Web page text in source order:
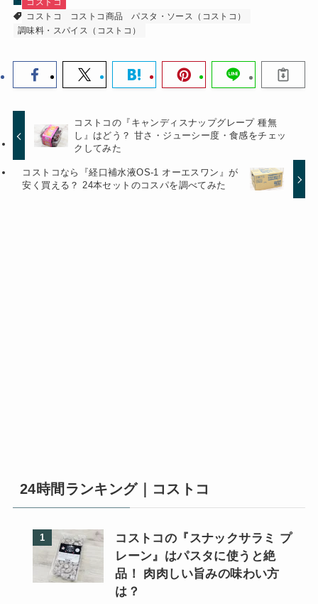
コストコ
コストコ
コストコ商品
パスタ・ソース（コストコ）
調味料・スパイス（コストコ）
コストコの『キャンディスナップグレープ 種無
し』はどう？ 甘さ・ジューシー度・食感をチェッ
クしてみた
コストコなら『経口補水液OS-1 オーエスワン』が
安く買える？ 24本セットのコスパを調べてみた
24時間ランキング｜コストコ
コストコの『スナックサラミ プ
レーン』はパスタに使うと絶
品！ 肉肉しい旨みの味わい方
は？